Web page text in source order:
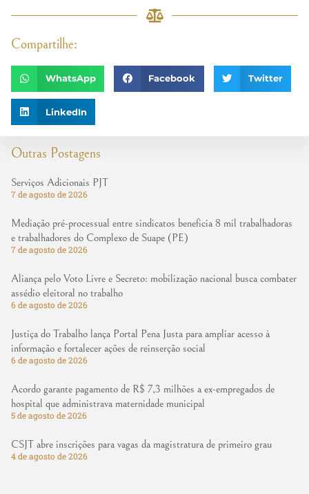
Outras Postagens
Serviços Adicionais PJT
7 de agosto de 2026
Mediação pré-processual entre sindicatos beneficia 8 mil trabalhadoras
e trabalhadores do Complexo de Suape (PE)
7 de agosto de 2026
Aliança pelo Voto Livre e Secreto: mobilização nacional busca combater
assédio eleitoral no trabalho
6 de agosto de 2026
Justiça do Trabalho lança Portal Pena Justa para ampliar acesso à
informação e fortalecer ações de reinserção social
6 de agosto de 2026
Acordo garante pagamento de R$ 7,3 milhões a ex-empregados de
hospital que administrava maternidade municipal
5 de agosto de 2026
CSJT abre inscrições para vagas da magistratura de primeiro grau
4 de agosto de 2026
Compartilhe:
WhatsApp Facebook Twitter
LinkedIn